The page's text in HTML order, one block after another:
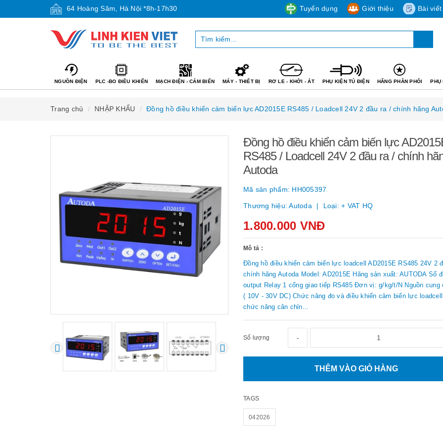
64 Hoàng Sâm, Hà Nội *8h-17h30 Tuyển dụng Giới thiệu Bài viết
NGUỒN ĐIỆN PLC -BO ĐIỀU KHIỂN MẠCH ĐIỆN - CẢM BIẾN MÁY - THIẾT BỊ RƠ LE - KHỞI - ÁT PHỤ KIỆN TỦ ĐIỆN HÃNG PHÂN PHỐI PHỤ
Trang chủ NHẬP KHẨU Đồng hồ điều khiển cảm biến lực AD2015E RS485 / Loadcell 24V 2 đầu ra / chính hãng
Đồng hồ điều khiển cảm biến lực
RS485 / Loadcell 24V 2 đầu ra / chính
Autoda
Mã sản phẩm: HH005397
Thương hiệu:Autoda Loại: + VAT HQ
1.800.000 VNĐ
Mô tả :
Đồng hồ điều khiển cảm biến lực loadcell AD2015E RS485 24V 2
chính hãng Autoda Model: AD2015E Hãng sản xuất: AUTODA Số
output Relay 1 cổng giao tiếp RS485 Đơn vị: g/kg/t/N Nguồn cung
( 10V - 30V DC) Chức năng đo và điều khiển cảm biến lực
chức năng cân chỉn...
Số lượng -
THÊM VÀO GIỎ HÀNG
TAGS
042026